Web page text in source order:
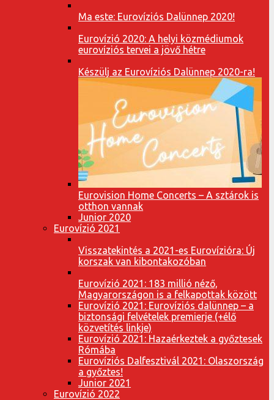
Ma este: Eurovíziós Dalünnep 2020!
Eurovízió 2020: A helyi közmédiumok
eurovíziós tervei a jövő hétre
Készülj az Eurovíziós Dalünnep 2020-ra!
Eurovision Home Concerts – A sztárok is
otthon vannak
Junior 2020
Eurovízió 2021
Visszatekintés a 2021-es Eurovízióra: Új
korszak van kibontakozóban
Eurovízió 2021: 183 millió néző,
Magyarországon is a felkapottak között
Eurovízió 2021: Eurovíziós dalünnep – a
biztonsági felvételek premierje (+élő
közvetítés linkje)
Eurovízió 2021: Hazaérkeztek a győztesek
Rómába
Eurovíziós Dalfesztivál 2021: Olaszország
a győztes!
Junior 2021
Eurovízió 2022